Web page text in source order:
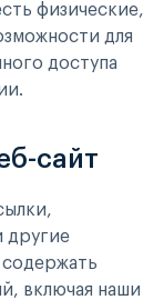
физические,
для
доступа
сайт
другие
включая наши